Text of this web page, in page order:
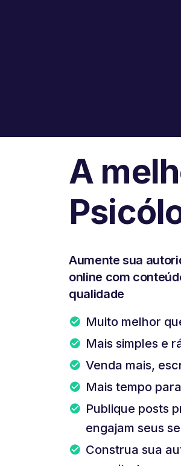
A
Aumente sua
online com
qualidade
Muito melhor
Mais simples e
Venda mais,
Mais tempo
Publique posts
engajam seus
Construa sua